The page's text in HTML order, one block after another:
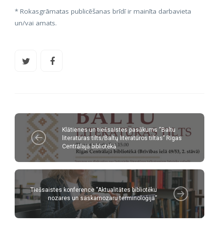
* Rokasgrāmatas publicēšanas brīdī ir mainīta darbavieta
un/vai amats.
Klātienes un tiešsaistes pasākums “Baltu
literatūras tilts/Baltų literatūros tiltas” Rīgas
Centrālajā bibliotēkā
Tiešsaistes konference “Aktualitātes bibliotēku
nozares un saskarnozaru terminoloģijā”